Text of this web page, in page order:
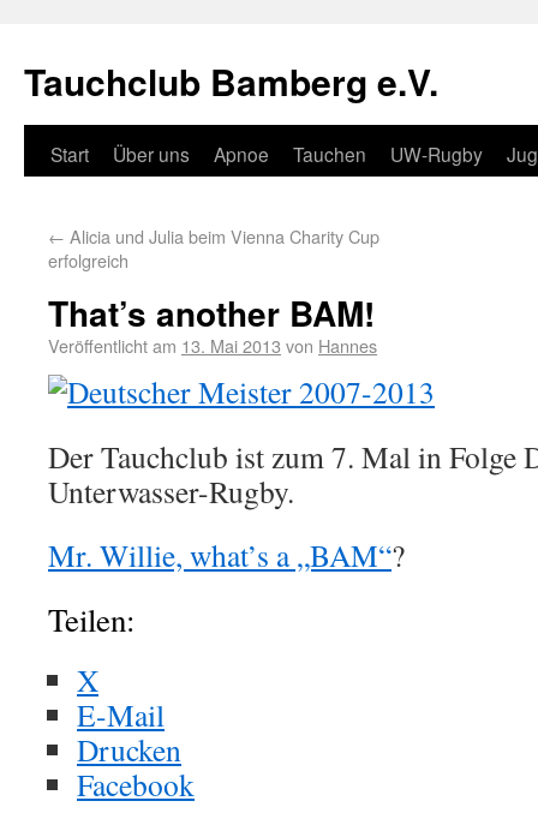
Tauchclub Bamberg e.V.
Start Über uns Apnoe Tauchen UW-Rugby
← Alicia und Julia beim Vienna Charity Cup
erfolgreich
That’s another BAM!
Veröffentlicht am 13. Mai 2013 von Hannes
Der Tauchclub ist zum 7. Mal in Folge
Unterwasser-Rugby.
Mr. Willie, what’s a „BAM“?
Teilen:
X
E-Mail
Drucken
Facebook